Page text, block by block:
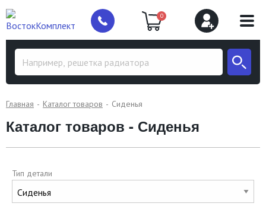
0
Главная Каталог товаров Сиденья
Каталог товаров - Сиденья
Тип детали